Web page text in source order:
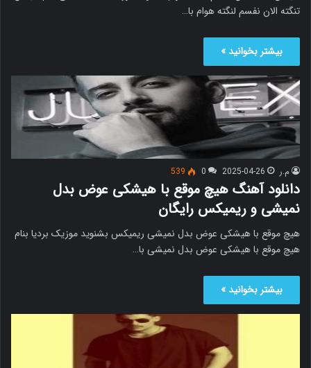
تنگته الان نفسم لنگته هوام با…
بیشتر بخوانید »
م.ر 2025-04-26
0
539
دانلود آهنگ هیچ موقع با هیشکی عوض بدل
نمیشی و ریمیکس رایگان
هیچ موقع با هیشکی عوض بدل نمیشی ریمیکس بشنوید موزیک بردیا بنام
هیچ موقع با هیشکی عوض بدل نمیشی با…
بیشتر بخوانید »